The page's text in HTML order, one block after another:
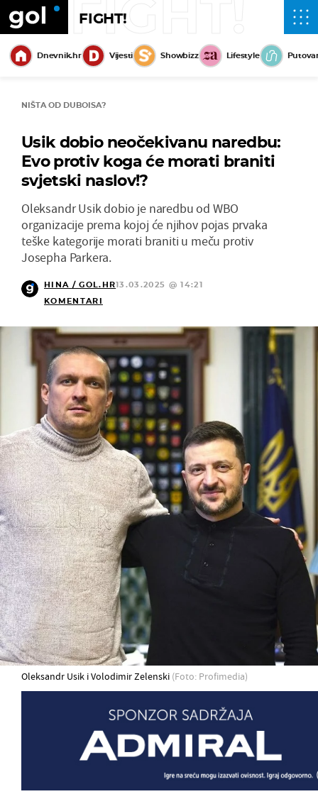
FIGHT!
FIGHT!
Dnevnik.hr Vijesti Showbizz Lifestyle
NIŠTA OD DUBOISA?
Usik dobio neočekivanu naredbu:
Evo protiv koga će morati braniti
svjetski naslov!?
Oleksandr Usik dobio je naredbu od WBO
organizacije prema kojoj će njihov pojas prvaka
teške kategorije morati braniti u meču protiv
Josepha Parkera.
HINA / GOL.HR13.03.2025 @ 14:21
KOMENTARI
Oleksandr Usik i Volodimir Zelenski (Foto: Profimedia)